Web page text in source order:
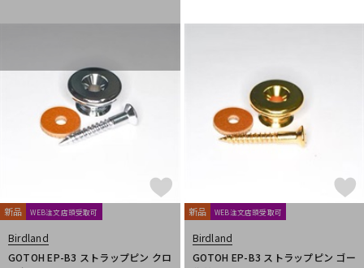
新品 WEB注文店頭受取可
Birdland
GOTOH EP-B3 ストラップピン クロ
新品 WEB注文店頭受取可
Birdland
GOTOH EP-B3 ストラップピン ゴー